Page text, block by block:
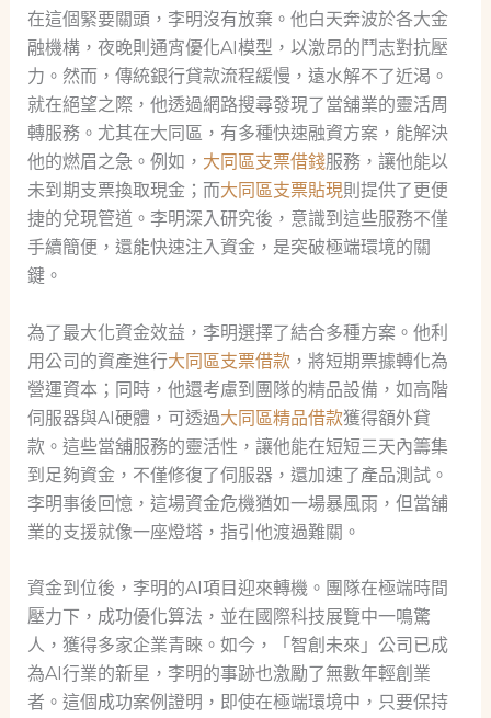
在這個緊要關頭，李明沒有放棄。他白天奔波於各大金
融機構，夜晚則通宵優化AI模型，以激昂的鬥志對抗壓
力。然而，傳統銀行貸款流程緩慢，遠水解不了近渴。
就在絕望之際，他透過網路搜尋發現了當舖業的靈活周
轉服務。尤其在大同區，有多種快速融資方案，能解決
他的燃眉之急。例如， 大同區支票借錢服務，讓他能以
未到期支票換取現金；而大同區支票貼現則提供了更便
捷的兌現管道。李明深入研究後，意識到這些服務不僅
手續簡便，還能快速注入資金，是突破極端環境的關
鍵。
為了最大化資金效益，李明選擇了結合多種方案。他利
用公司的資產進行大同區支票借款 ，將短期票據轉化為
營運資本；同時，他還考慮到團隊的精品設備，如高階
伺服器與AI硬體，可透過大同區精品借款獲得額外貸
款。這些當舖服務的靈活性，讓他能在短短三天內籌集
到足夠資金，不僅修復了伺服器，還加速了產品測試。
李明事後回憶，這場資金危機猶如一場暴風雨，但當舖
業的支援就像一座燈塔，指引他渡過難關。
資金到位後，李明的AI項目迎來轉機。團隊在極端時間
壓力下，成功優化算法，並在國際科技展覽中一鳴驚
人，獲得多家企業青睞。如今，「智創未來」公司已成
為AI行業的新星，李明的事跡也激勵了無數年輕創業
者。這個成功案例證明，即使在極端環境中，只要保持